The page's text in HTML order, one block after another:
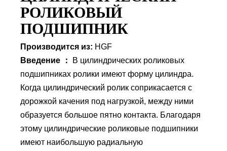
РОЛИКОВЫЙ
ПОДШИПНИК
Производится из: HGF
Введение ：
В цилиндрических роликовых
подшипниках ролики имеют форму цилиндра.
Когда цилиндрический ролик соприкасается с
дорожкой качения под нагрузкой, между ними
образуется большое пятно контакта. Благодаря
этому цилиндрические роликовые подшипники
имеют наибольшую радиальную